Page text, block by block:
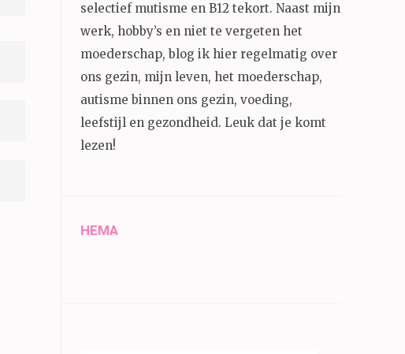
selectief mutisme en B12 tekort. Naast mijn
werk, hobby’s en niet te vergeten het
moederschap, blog ik hier regelmatig over
ons gezin, mijn leven, het moederschap,
autisme binnen ons gezin, voeding,
leefstijl en gezondheid. Leuk dat je komt
lezen!
HEMA